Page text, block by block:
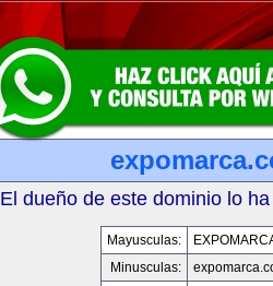
El dueño de este dominio lo
Mayusculas:
Minusculas: